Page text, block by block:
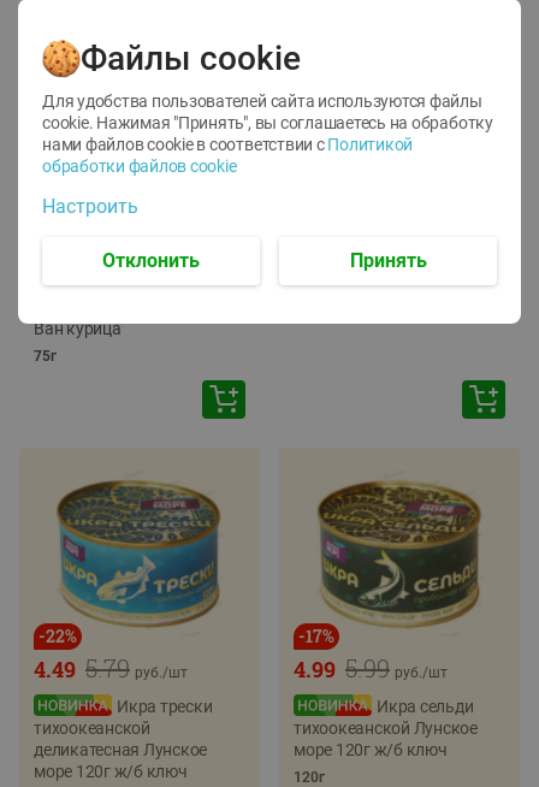
12
1.05 руб./
руб./шт
Корм влаж. для кош. с
Ван курица
75г
ТОФУ Vegetus ТВЕРДЫЙ
-22%
5.79
4.49 руб./шт
Икра трески
тихоокеанской
деликатесная Лунское
море 120г ж/б ключ
-17%
5.99
4.99 руб./шт
Икра сельди
тихоокеанской Лунское
море 120г ж/б ключ
120г
Файлы cookie
Для удобства пользователей сайта используются файлы
cookie. Нажимая "Принять", вы соглашаетесь на обработку
нами файлов cookie в соответствии с Политикой
обработки файлов cookie
Настроить
Отклонить Принять